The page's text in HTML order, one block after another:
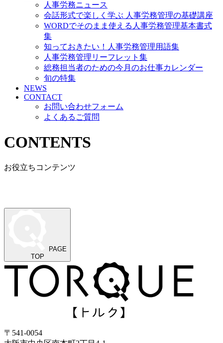
人事労務ニュース
会話形式で楽しく学ぶ 人事労務管理の基礎講座
WORDでそのまま使える人事労務管理基本書式
集
知っておきたい！人事労務管理用語集
人事労務管理リーフレット集
総務担当者のための今月のお仕事カレンダー
旬の特集
NEWS
CONTACT
お問い合わせフォーム
よくあるご質問
CONTENTS
お役立ちコンテンツ
PAGE
TOP
〒541-0054